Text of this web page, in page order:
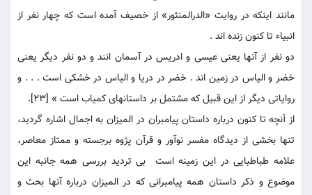
مانند اينكه در روايت «الدرالمنثور» از خصيف آمده است كه چهار نفر از
انبياء تا كنون زنده اند .
دو نفر از آنها يعنى عيسى و ادريس در آسمان انند و دو نفر ديگر يعنى
خضر و الياس در زمين اند . خضر در دريا و الياس در خشكى است . . . و
رواياتى ديگر از اين قبيل كه مشتمل بر داستانهاى كمياب است » [23].
از آنچه تا كنون درباره داستان پيامبران در الميزان به اجمال اشاره گرديد،
تنها بخشى از ديدگاه مفسر نوآور و قرآن پژوه برجسته و ممتاز معاصر،
علامه طباطبايى در اين زمينه است بی ترديد بررسى همه جانبه اين
موضوع و ذكر داستان همه پيامبرانى كه در الميزان درباره آنها بحث و